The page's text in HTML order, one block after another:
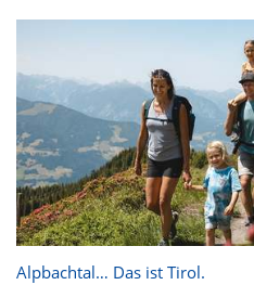
Alpbachtal… Das ist Tirol.